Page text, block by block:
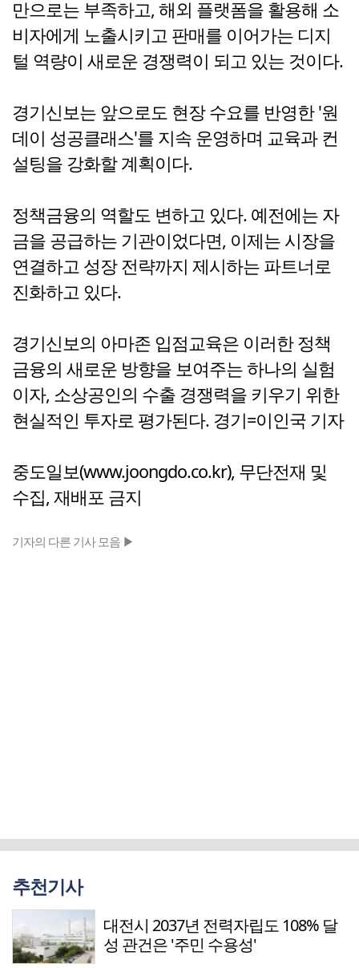
만으로는 부족하고, 해외 플랫폼을 활용해 소
비자에게 노출시키고 판매를 이어가는 디지
털 역량이 새로운 경쟁력이 되고 있는 것이다.
경기신보는 앞으로도 현장 수요를 반영한 '원
데이 성공클래스'를 지속 운영하며 교육과 컨
설팅을 강화할 계획이다.
정책금융의 역할도 변하고 있다. 예전에는 자
금을 공급하는 기관이었다면, 이제는 시장을
연결하고 성장 전략까지 제시하는 파트너로
진화하고 있다.
경기신보의 아마존 입점교육은 이러한 정책
금융의 새로운 방향을 보여주는 하나의 실험
이자, 소상공인의 수출 경쟁력을 키우기 위한
현실적인 투자로 평가된다. 경기=이인국 기자
중도일보(www.joongdo.co.kr), 무단전재 및
수집, 재배포 금지
기자의 다른 기사 모음 ▶
추천기사
대전시 2037년 전력자립도 108% 달
성 관건은 '주민 수용성'